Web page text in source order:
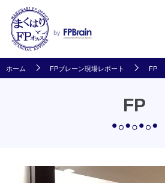
FP
ホーム FPブレーン現場レポート FP